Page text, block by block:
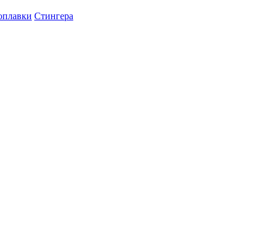
Стингера